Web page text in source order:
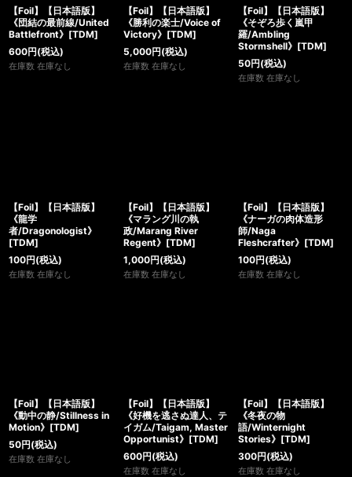
【Foil】【日本語版】
《団結の最前線/United
Battlefront》[TDM]
600円(税込)
在庫数 在庫なし
【Foil】【日本語版】
《勝利の楽士/Voice of
Victory》[TDM]
5,000円(税込)
在庫数 在庫なし
【Foil】【日本語版】
《そぞろ歩く嵐甲
羅/Ambling
Stormshell》[TDM]
50円(税込)
在庫数 在庫なし
【Foil】【日本語版】
《龍学
者/Dragonologist》
[TDM]
100円(税込)
在庫数 在庫なし
【Foil】【日本語版】
《マラング川の執
政/Marang River
Regent》[TDM]
1,000円(税込)
在庫数 在庫なし
【Foil】【日本語版】
《ナーガの肉体造形
師/Naga
Fleshcrafter》[TDM]
100円(税込)
在庫数 在庫なし
【Foil】【日本語版】
《動中の静/Stillness in
Motion》[TDM]
50円(税込)
在庫数 在庫なし
【Foil】【日本語版】
《好機を逃さぬ達人、テ
イガム/Taigam, Master
Opportunist》[TDM]
600円(税込)
在庫数 在庫なし
【Foil】【日本語版】
《冬夜の物
語/Winternight
Stories》[TDM]
300円(税込)
在庫数 在庫なし